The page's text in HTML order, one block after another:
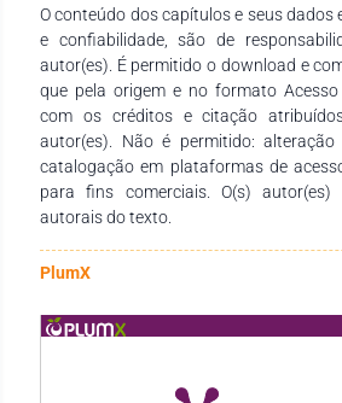
intervenção junto da grávida com
O conteúdo dos capítulos e seus dados
e confiabilidade, são de
autor(es). É permitido o download e
que pela origem e no formato Acesso
com os créditos e citação
autor(es). Não é permitido: alteração
catalogação em plataformas de
para fins comerciais. O(s)
autorais do texto.
PlumX